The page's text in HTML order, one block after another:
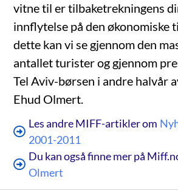
vitne til er tilbaketrekningens
innflytelse på den økonomiske
dette kan vi se gjennom den
antallet turister og gjennom
Tel Aviv-børsen i andre halvår
Ehud Olmert.
Les andre MIFF-artikler om
2001-2011
Du kan også finne mer på
Olmert